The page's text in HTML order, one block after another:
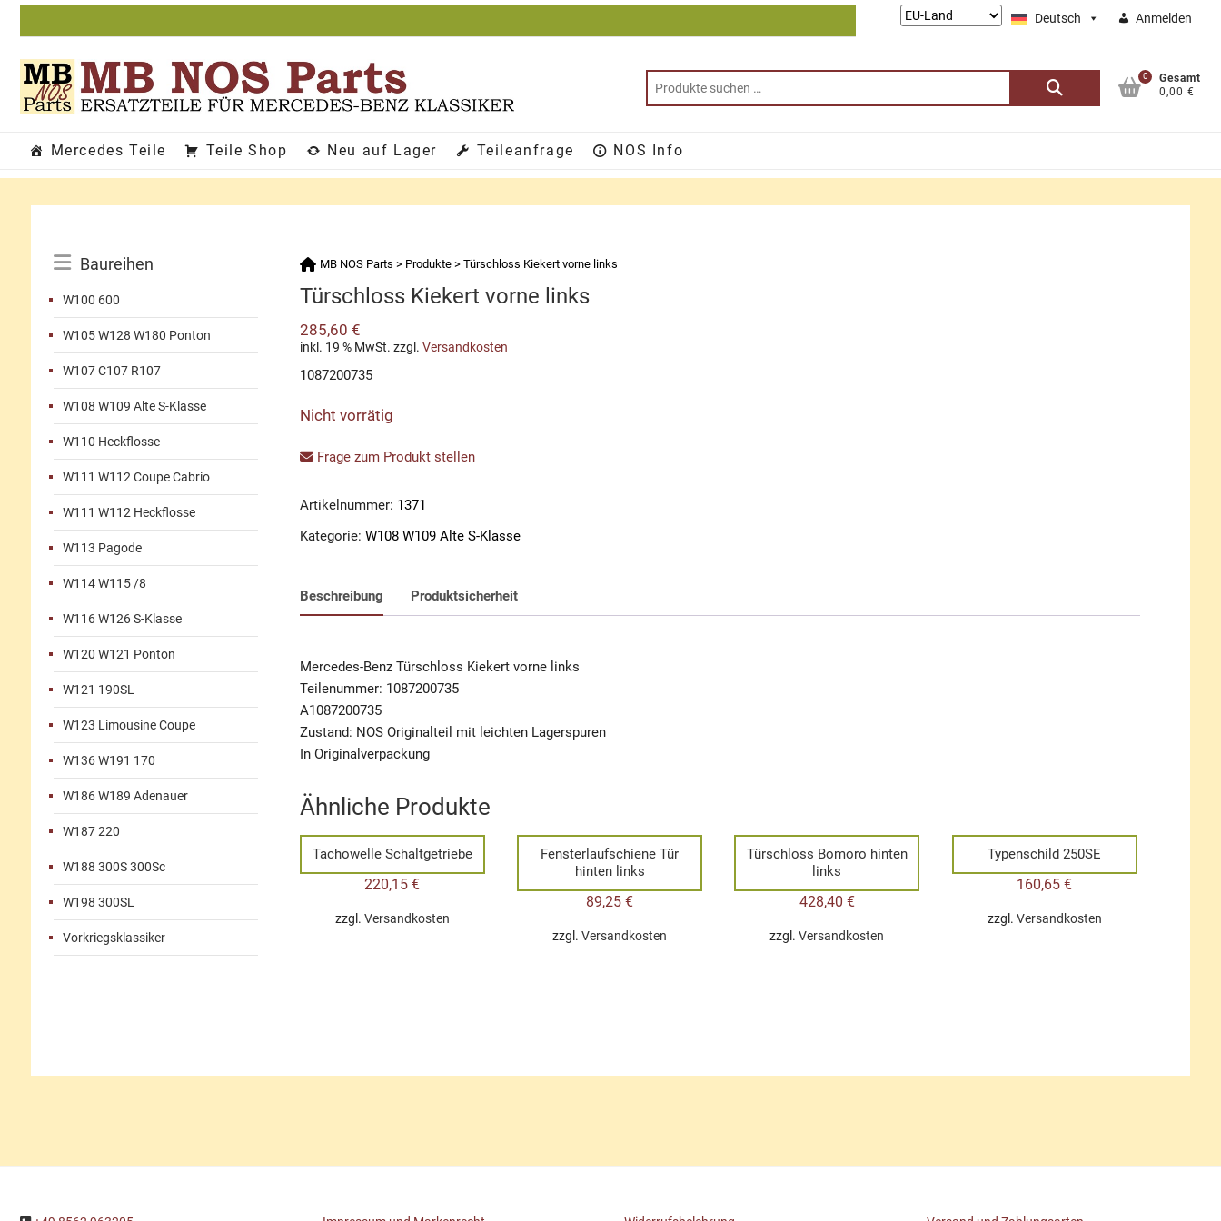
Zum
Deutsch Anmelden
Lieferung
Suchen
0
Gesamt
0,00 €
Mercedes Teile Teile Shop Neu auf Lager Teileanfrage NOS Info
Baureihen
W100 600
W105 W128 W180 Ponton
W107 C107 R107
W108 W109 Alte S-Klasse
W110 Heckflosse
W111 W112 Coupe Cabrio
W111 W112 Heckflosse
W113 Pagode
W114 W115 /8
W116 W126 S-Klasse
W120 W121 Ponton
W121 190SL
W123 Limousine Coupe
W136 W191 170
W186 W189 Adenauer
W187 220
W188 300S 300Sc
W198 300SL
Vorkriegsklassiker
MB NOS Parts > Produkte> Türschloss Kiekert vorne links
Türschloss Kiekert vorne links
285,60 €
inkl. 19 % MwSt. zzgl. Versandkosten
1087200735
Nicht vorrätig
Frage zum Produkt stellen
Artikelnummer: 1371
Kategorie: W108 W109 Alte S-Klasse
Beschreibung Produktsicherheit
Mercedes-Benz Türschloss Kiekert vorne links
Teilenummer: 1087200735
A1087200735
Zustand: NOS Originalteil mit leichten Lagerspuren
In Originalverpackung
Ähnliche Produkte
Tachowelle Schaltgetriebe
220,15€
zzgl. Versandkosten
Fensterlaufschiene Tür
hinten links
89,25€
zzgl.Versandkosten
Türschloss Bomoro hinten
links
428,40 €
zzgl.Versandkosten
Typenschild 250SE
160,65€
zzgl. Versandkosten